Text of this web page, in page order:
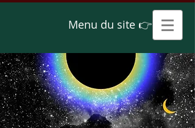
Menu du site 👉